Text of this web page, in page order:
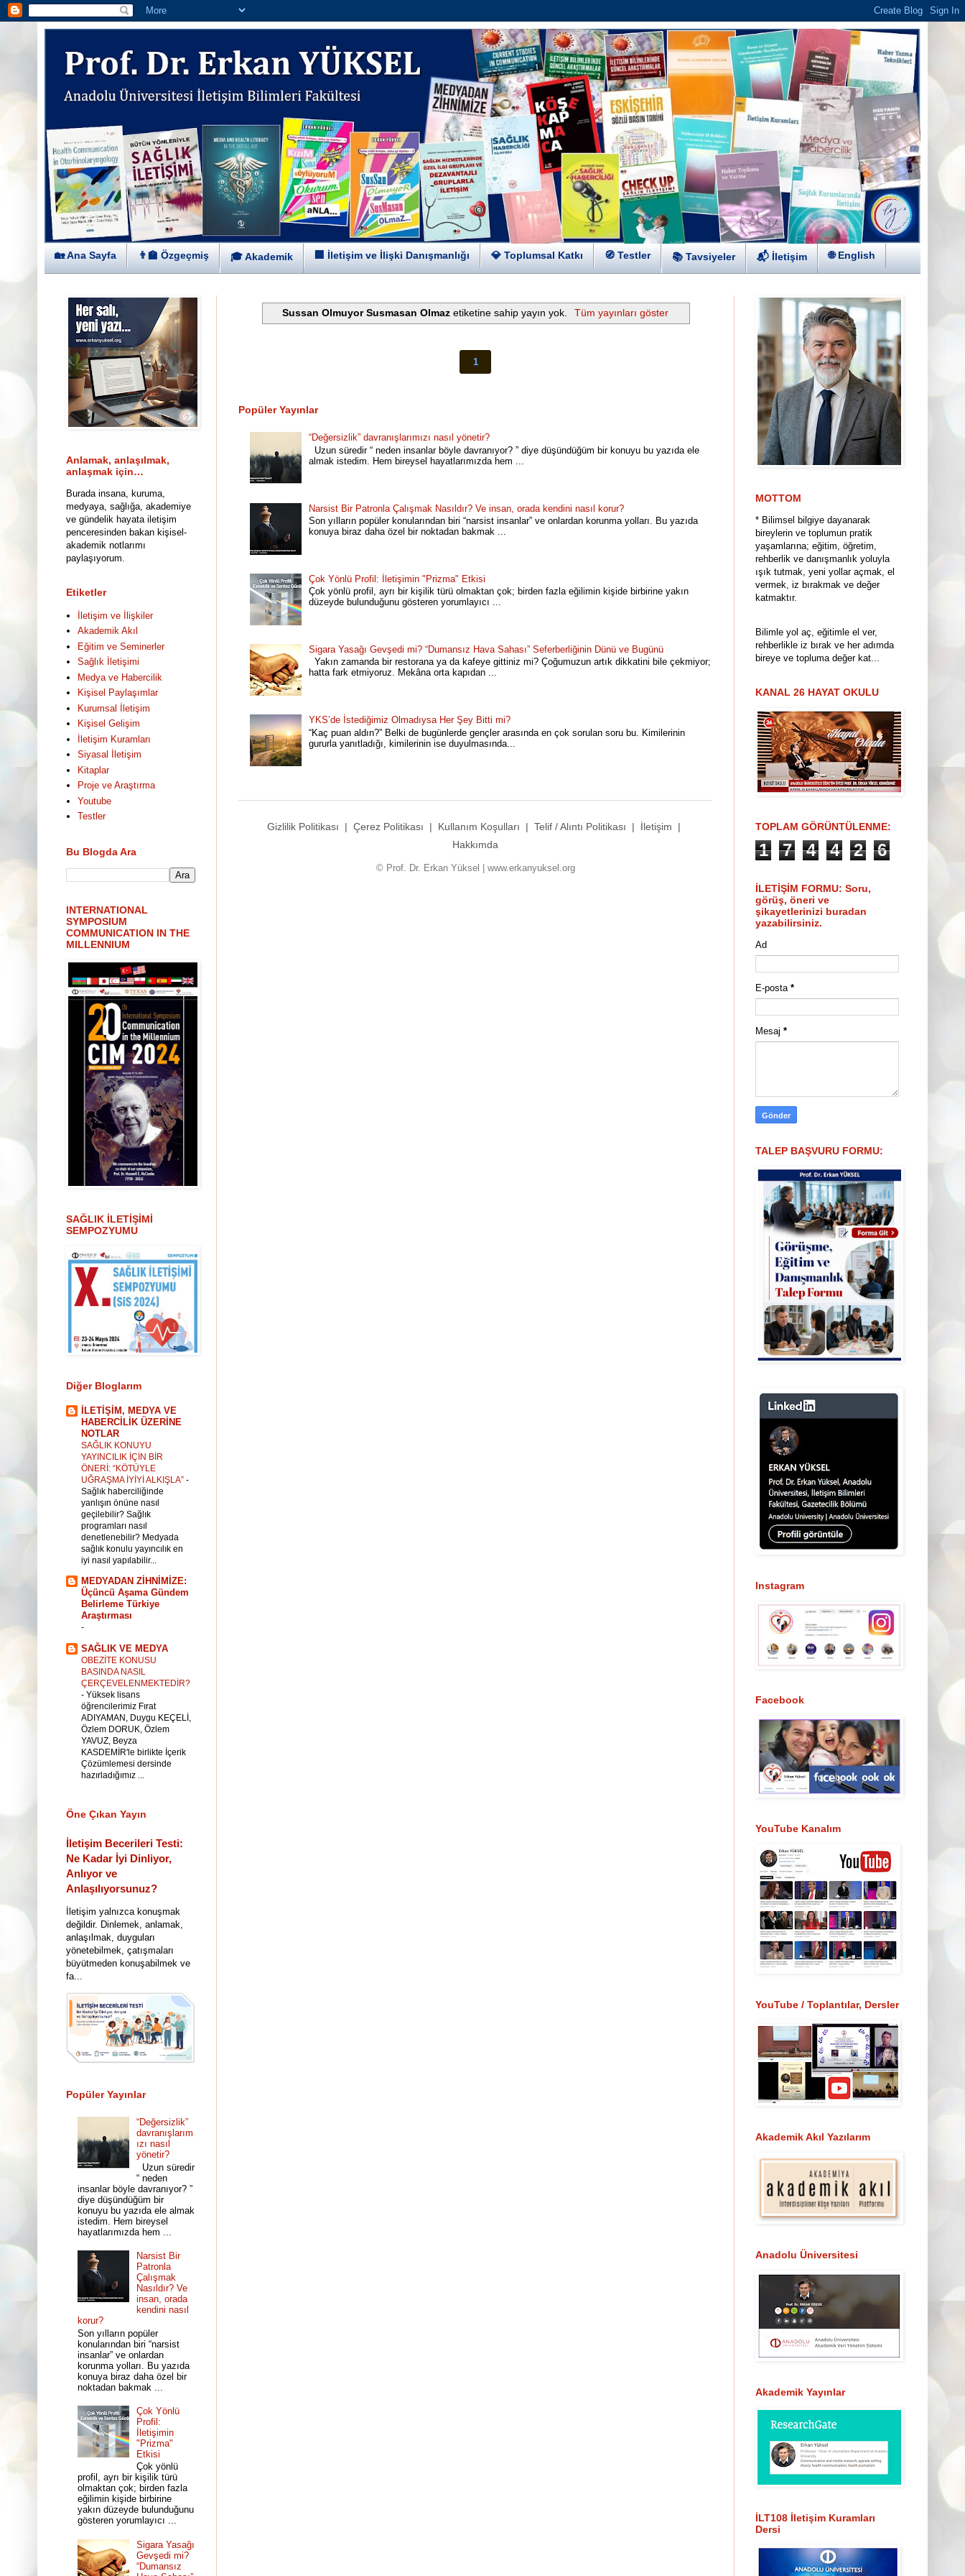
🏡 Ana Sayfa 👨‍🏫 Özgeçmiş 🎓 Akademik 🏢 İletişim ve İlişki Danışmanlığı 💎 Toplumsal Katkı 🧭 Testler 📚 Tavsiyeler 📬 İletişim 🌐 English
Sussan Olmuyor Susmasan Olmaz etiketine sahip yayın yok. Tüm yayınları göster
1
Popüler Yayınlar
“Değersizlik” davranışlarımızı nasıl yönetir?
Uzun süredir “ neden insanlar böyle davranıyor? ” diye düşündüğüm bir konuyu bu yazıda ele
almak istedim. Hem bireysel hayatlarımızda hem ...
Narsist Bir Patronla Çalışmak Nasıldır? Ve insan, orada kendini nasıl korur?
Son yılların popüler konularından biri “narsist insanlar” ve onlardan korunma yolları. Bu yazıda
konuya biraz daha özel bir noktadan bakmak ...
Çok Yönlü Profil: İletişimin "Prizma" Etkisi
Çok yönlü profil, ayrı bir kişilik türü olmaktan çok; birden fazla eğilimin kişide birbirine yakın
düzeyde bulunduğunu gösteren yorumlayıcı ...
Sigara Yasağı Gevşedi mi? “Dumansız Hava Sahası” Seferberliğinin Dünü ve Bugünü
Yakın zamanda bir restorana ya da kafeye gittiniz mi? Çoğumuzun artık dikkatini bile çekmiyor;
hatta fark etmiyoruz. Mekâna orta kapıdan ...
YKS’de İstediğimiz Olmadıysa Her Şey Bitti mi?
“Kaç puan aldın?” Belki de bugünlerde gençler arasında en çok sorulan soru bu. Kimilerinin
gururla yanıtladığı, kimilerinin ise duyulmasında...
Gizlilik Politikası | Çerez Politikası | Kullanım Koşulları | Telif / Alıntı Politikası | İletişim |
Hakkımda
© Prof. Dr. Erkan Yüksel | www.erkanyuksel.org
Anlamak, anlaşılmak,
anlaşmak için…
Burada insana, kuruma,
medyaya, sağlığa, akademiye
ve gündelik hayata iletişim
penceresinden bakan kişisel-
akademik notlarımı
paylaşıyorum.
Etiketler
İletişim ve İlişkiler
Akademik Akıl
Eğitim ve Seminerler
Sağlık İletişimi
Medya ve Habercilik
Kişisel Paylaşımlar
Kurumsal İletişim
Kişisel Gelişim
İletişim Kuramları
Siyasal İletişim
Kitaplar
Proje ve Araştırma
Youtube
Testler
Bu Blogda Ara
INTERNATIONAL
SYMPOSIUM
COMMUNICATION IN THE
MILLENNIUM
SAĞLIK İLETİŞİMİ
SEMPOZYUMU
Diğer Bloglarım
İLETİŞİM, MEDYA VE
HABERCİLİK ÜZERİNE
NOTLAR
SAĞLIK KONUYU
YAYINCILIK İÇİN BİR
ÖNERİ: “KÖTÜYLE
UĞRAŞMA İYİYİ ALKIŞLA” -
Sağlık haberciliğinde
yanlışın önüne nasıl
geçilebilir? Sağlık
programları nasıl
denetlenebilir? Medyada
sağlık konulu yayıncılık en
iyi nasıl yapılabilir...
MEDYADAN ZİHNİMİZE:
Üçüncü Aşama Gündem
Belirleme Türkiye
Araştırması
-
SAĞLIK VE MEDYA
OBEZİTE KONUSU
BASINDA NASIL
ÇERÇEVELENMEKTEDİR?
- Yüksek lisans
öğrencilerimiz Fırat
ADIYAMAN, Duygu KEÇELİ,
Özlem DORUK, Özlem
YAVUZ, Beyza
KASDEMİR'le birlikte İçerik
Çözümlemesi dersinde
hazırladığımız ...
Öne Çıkan Yayın
İletişim Becerileri Testi:
Ne Kadar İyi Dinliyor,
Anlıyor ve
Anlaşılıyorsunuz?
İletişim yalnızca konuşmak
değildir. Dinlemek, anlamak,
anlaşılmak, duyguları
yönetebilmek, çatışmaları
büyütmeden konuşabilmek ve
fa...
Popüler Yayınlar
“Değersizlik”
davranışlarım
ızı nasıl
yönetir?
Uzun süredir
“ neden
insanlar böyle davranıyor? ”
diye düşündüğüm bir
konuyu bu yazıda ele almak
istedim. Hem bireysel
hayatlarımızda hem ...
Narsist Bir
Patronla
Çalışmak
Nasıldır? Ve
insan, orada
kendini nasıl
korur?
Son yılların popüler
konularından biri “narsist
insanlar” ve onlardan
korunma yolları. Bu yazıda
konuya biraz daha özel bir
noktadan bakmak ...
Çok Yönlü
Profil:
İletişimin
"Prizma"
Etkisi
Çok yönlü
profil, ayrı bir kişilik türü
olmaktan çok; birden fazla
eğilimin kişide birbirine
yakın düzeyde bulunduğunu
gösteren yorumlayıcı ...
Sigara Yasağı
Gevşedi mi?
“Dumansız
MOTTOM
* Bilimsel bilgiye dayanarak
bireylerin ve toplumun pratik
yaşamlarına; eğitim, öğretim,
rehberlik ve danışmanlık yoluyla
ışık tutmak, yeni yollar açmak, el
vermek, iz bırakmak ve değer
katmaktır.
Bilimle yol aç, eğitimle el ver,
rehberlikle iz bırak ve her adımda
bireye ve topluma değer kat...
KANAL 26 HAYAT OKULU
TOPLAM GÖRÜNTÜLENME:
1 7 4 4 2 6
İLETİŞİM FORMU: Soru,
görüş, öneri ve
şikayetlerinizi buradan
yazabilirsiniz.
Ad
E-posta *
Mesaj *
TALEP BAŞVURU FORMU:
Instagram
Facebook
YouTube Kanalım
YouTube / Toplantılar, Dersler
Akademik Akıl Yazılarım
Anadolu Üniversitesi
Akademik Yayınlar
İLT108 İletişim Kuramları
Dersi